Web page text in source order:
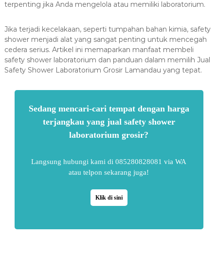
terpenting jika Anda mengelola atau memiliki laboratorium.
Jika terjadi kecelakaan, seperti tumpahan bahan kimia, safety
shower menjadi alat yang sangat penting untuk mencegah
cedera serius. Artikel ini memaparkan manfaat membeli
safety shower laboratorium dan panduan dalam memilih Jual
Safety Shower Laboratorium Grosir Lamandau yang tepat.
Sedang mencari-cari tempat dengan harga
terjangkau yang jual safety shower
laboratorium grosir?
Langsung hubungi kami di 085280828081 via WA
atau telpon sekarang juga!
Klik di sini